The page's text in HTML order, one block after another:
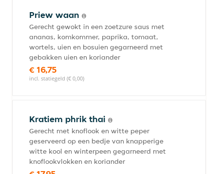
Priew waan
Gerecht gewokt in een zoetzure saus met
ananas, komkommer, paprika, tomaat,
wortels, uien en bosuien gegarneerd met
gebakken uien en koriander
€ 16,75
incl. statiegeld (€ 0,00)
Kratiem phrik thai
Gerecht met knoflook en witte peper
geserveerd op een bedje van knapperige
witte kool en winterpeen gegarneerd met
knoflookvlokken en koriander